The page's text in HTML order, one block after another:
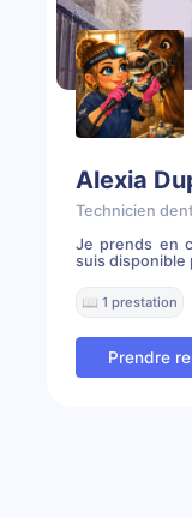
Alexia
Technicien
Je prends en
suis disponible
📖 1 prestation
Prendre